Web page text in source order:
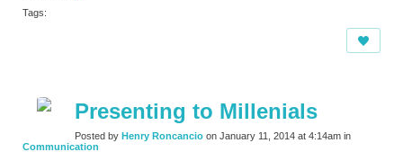
Tags:
Presenting to Millenials
Posted by Henry Roncancio on January 11, 2014 at 4:14am in
Communication